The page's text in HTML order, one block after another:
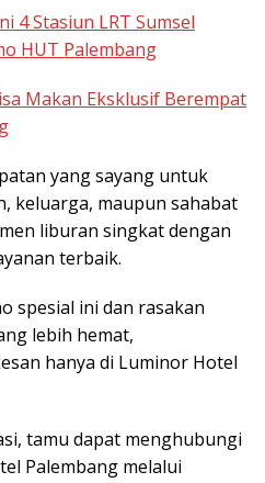
4 Stasiun LRT Sumsel
HUT Palembang
Makan Eksklusif Berempat
yang sayang untuk
keluarga, maupun sahabat
liburan singkat dengan
terbaik.
spesial ini dan rasakan
lebih hemat,
hanya di Luminor Hotel
tamu dapat menghubungi
Palembang melalui